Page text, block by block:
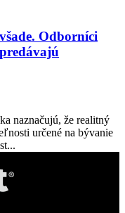
Odborníci
naznačujú, že realitný
určené na bývanie